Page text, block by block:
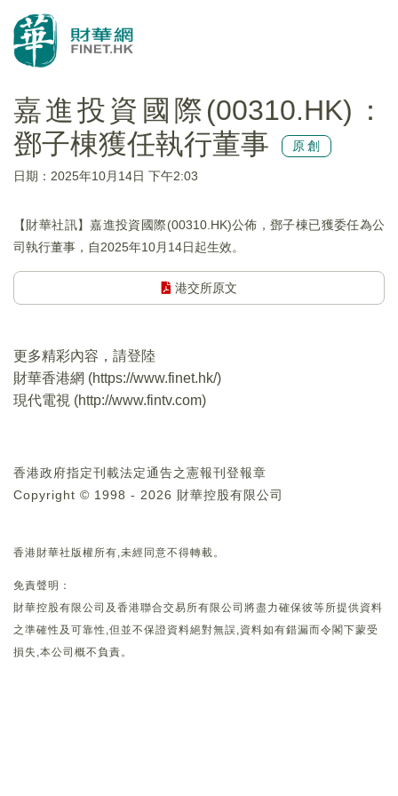
嘉進投資國際(00310.HK)：
鄧子棟獲任執行董事
原創
日期：2025年10月14日 下午2:03
【財華社訊】嘉進投資國際(00310.HK)公佈，鄧子棟已獲委任為公
司執行董事，自2025年10月14日起生效。
港交所原文
更多精彩內容，請登陸
財華香港網 (https://www.finet.hk/)
現代電視 (http://www.fintv.com)
香港政府指定刊載法定通告之憲報刊登報章
Copyright © 1998 - 2026 財華控股有限公司
香港財華社版權所有,未經同意不得轉載。
免責聲明：
財華控股有限公司及香港聯合交易所有限公司將盡力確保彼等所提供資料
之準確性及可靠性,但並不保證資料絕對無誤,資料如有錯漏而令閣下蒙受
損失,本公司概不負責。